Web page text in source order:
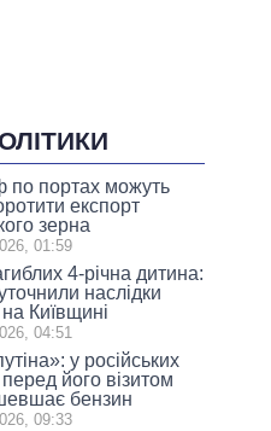
по портах можуть
експорт
зерна
01:59
4-річна дитина:
наслідки
Київщині
04:51
у російських
перед його візитом
бензин
09:33